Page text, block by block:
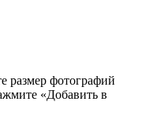
размер фотографий
«Добавить в